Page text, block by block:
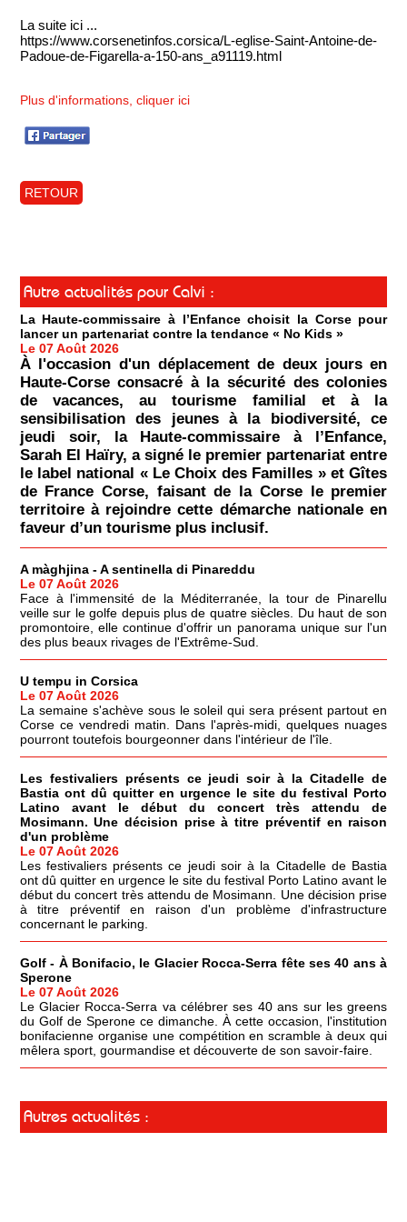
La suite ici ...
https://www.corsenetinfos.corsica/L-eglise-Saint-Antoine-de-
Padoue-de-Figarella-a-150-ans_a91119.html
Plus d'informations, cliquer ici
RETOUR
Autre actualités pour Calvi :
La Haute-commissaire à l’Enfance choisit la Corse pour
lancer un partenariat contre la tendance « No Kids »
Le 07 Août 2026
À l'occasion d'un déplacement de deux jours en
Haute-Corse consacré à la sécurité des colonies
de vacances, au tourisme familial et à la
sensibilisation des jeunes à la biodiversité, ce
jeudi soir, la Haute-commissaire à l’Enfance,
Sarah El Haïry, a signé le premier partenariat entre
le label national « Le Choix des Familles » et Gîtes
de France Corse, faisant de la Corse le premier
territoire à rejoindre cette démarche nationale en
faveur d’un tourisme plus inclusif.
A màghjina - A sentinella di Pinareddu
Le 07 Août 2026
Face à l'immensité de la Méditerranée, la tour de Pinarellu
veille sur le golfe depuis plus de quatre siècles. Du haut de son
promontoire, elle continue d'offrir un panorama unique sur l'un
des plus beaux rivages de l'Extrême-Sud.
U tempu in Corsica
Le 07 Août 2026
La semaine s'achève sous le soleil qui sera présent partout en
Corse ce vendredi matin. Dans l'après-midi, quelques nuages
pourront toutefois bourgeonner dans l'intérieur de l'île.
Les festivaliers présents ce jeudi soir à la Citadelle de
Bastia ont dû quitter en urgence le site du festival Porto
Latino avant le début du concert très attendu de
Mosimann. Une décision prise à titre préventif en raison
d'un problème
Le 07 Août 2026
Les festivaliers présents ce jeudi soir à la Citadelle de Bastia
ont dû quitter en urgence le site du festival Porto Latino avant le
début du concert très attendu de Mosimann. Une décision prise
à titre préventif en raison d'un problème d'infrastructure
concernant le parking.
Golf - À Bonifacio, le Glacier Rocca-Serra fête ses 40 ans à
Sperone
Le 07 Août 2026
Le Glacier Rocca-Serra va célébrer ses 40 ans sur les greens
du Golf de Sperone ce dimanche. À cette occasion, l'institution
bonifacienne organise une compétition en scramble à deux qui
mêlera sport, gourmandise et découverte de son savoir-faire.
Autres actualités :